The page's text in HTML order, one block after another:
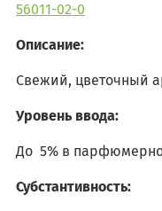
56011-02-0
Описание:
Свежий, цветочный
Уровень ввода:
До 5% в
Субстантивность: